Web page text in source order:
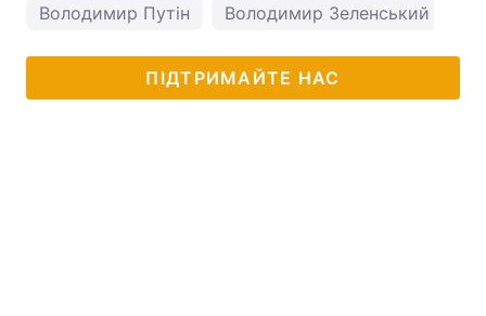
Володимир Путін Володимир Зеленський
ПІДТРИМАЙТЕ НАС